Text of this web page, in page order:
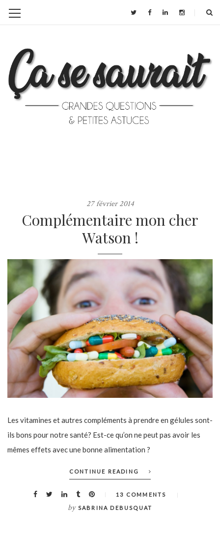
27 février 2014
Complémentaire mon cher
Watson !
Les vitamines et autres compléments à prendre en gélules sont-
ils bons pour notre santé? Est-ce qu’on ne peut pas avoir les
mêmes effets avec une bonne alimentation ?
CONTINUE READING
13 COMMENTS
by SABRINA DEBUSQUAT